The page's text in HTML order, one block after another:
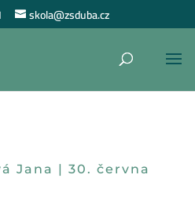
skola@zsduba.cz
Jana |30. června